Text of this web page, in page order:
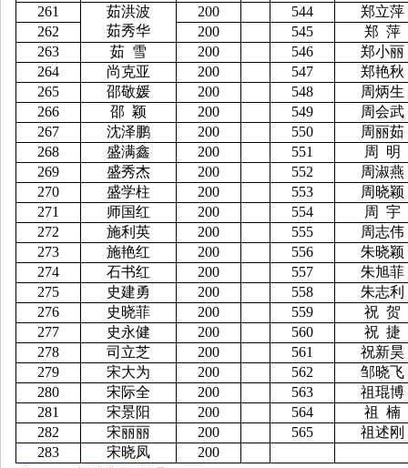
261
茹洪波 200 544
郑立萍
262
茹秀华 200 545 郑 萍
263
茹 雪 200 546
郑小丽
264
尚克亚 200 547
郑艳秋
265
邵敬媛 200 548
周炳生
266
邵 颖 200 549
周会武
267
沈泽鹏 200 550
周丽茹
268
盛满鑫 200 551 周
明
269
盛秀杰 200 552
周淑燕
270
盛学柱 200 553
周晓颖
271
师国红 200 554 周 宇
272
施利英 200 555
周志伟
273
施艳红 200 556
朱晓颖
274
石书红 200 557
朱旭菲
275
史建勇 200 558
朱志利
276
史晓菲 200 559 祝 贺
277
史永健 200 560 祝 捷
278
司立芝 200 561
祝新昊
279
宋大为 200 562
邹晓飞
280
宋际全 200 563
祖琨博
281
宋景阳 200 564 祖
楠
282
宋丽丽 200 565
祖述刚
283
宋晓凤 200